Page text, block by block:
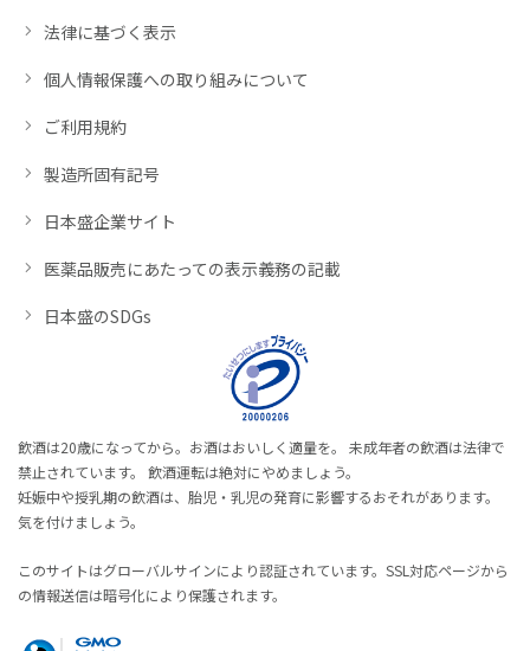
法律に基づく表示
個人情報保護への取り組みについて
ご利用規約
製造所固有記号
日本盛企業サイト
医薬品販売にあたっての表示義務の記載
日本盛のSDGs
飲酒は20歳になってから。お酒はおいしく適量を。 未成年者の飲酒は法律で
禁止されています。 飲酒運転は絶対にやめましょう。
妊娠中や授乳期の飲酒は、胎児・乳児の発育に影響するおそれがあります。
気を付けましょう。
このサイトはグローバルサインにより認証されています。SSL対応ページから
の情報送信は暗号化により保護されます。